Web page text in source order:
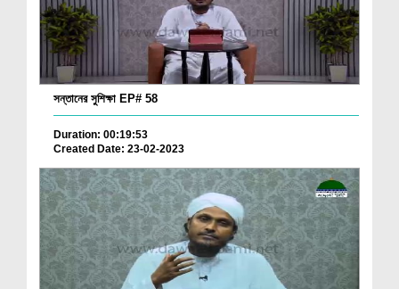
সন্তানের সুশিক্ষা EP# 58
Duration: 00:19:53
Created Date: 23-02-2023